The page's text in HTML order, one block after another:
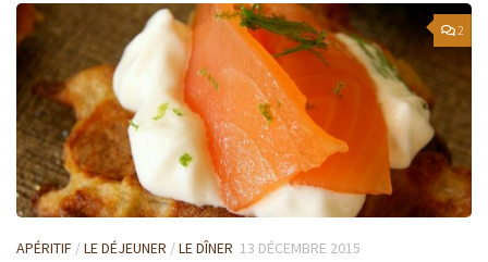
2
APÉRITIF /LE DÉJEUNER /LE DÎNER 13 DÉCEMBRE 2015